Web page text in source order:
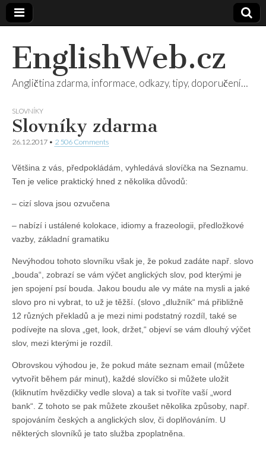
EnglishWeb.cz
Angličtina zdarma, informace, odkazy, tipy, doporučení…
SLOVNÍKY
Slovníky zdarma
26.12.2017 • 2 506 Comments
Většina z vás, předpokládám, vyhledává slovíčka na Seznamu.
Ten je velice praktický hned z několika důvodů:
– cizí slova jsou ozvučena
– nabízí i ustálené kolokace, idiomy a frazeologii, předložkové
vazby, základní gramatiku
Nevýhodou tohoto slovníku však je, že pokud zadáte např. slovo
„bouda“, zobrazí se vám výčet anglických slov, pod kterými je
jen spojení psí bouda. Jakou boudu ale vy máte na mysli a jaké
slovo pro ni vybrat, to už je těžší. (slovo „dlužník“ má přibližně
12 různých překladů a je mezi nimi podstatný rozdíl, také se
podívejte na slova „get, look, držet,“ objeví se vám dlouhý výčet
slov, mezi kterými je rozdíl.
Obrovskou výhodou je, že pokud máte seznam email (můžete
vytvořit během pár minut), každé slovíčko si můžete uložit
(kliknutím hvězdičky vedle slova) a tak si tvoříte vaší „word
bank“. Z tohoto se pak můžete zkoušet několika způsoby, např.
spojováním českých a anglických slov, či doplňováním. U
některých slovníků je tato služba zpoplatněna.